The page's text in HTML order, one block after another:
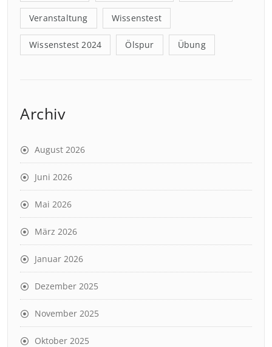
Veranstaltung Wissenstest
Wissenstest 2024 Ölspur Übung
Archiv
August 2026
Juni 2026
Mai 2026
März 2026
Januar 2026
Dezember 2025
November 2025
Oktober 2025